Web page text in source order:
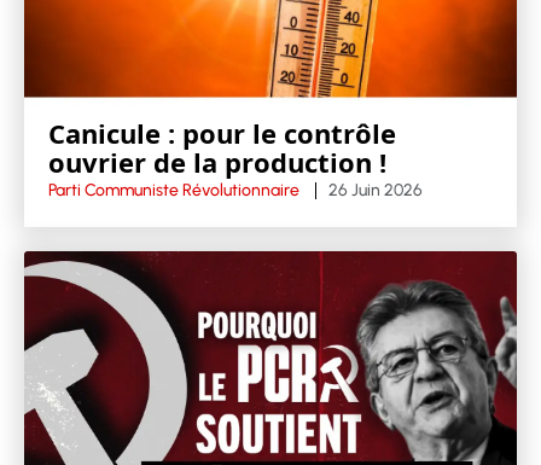
Canicule : pour le contrôle
ouvrier de la production !
Parti Communiste Révolutionnaire 26 Juin 2026